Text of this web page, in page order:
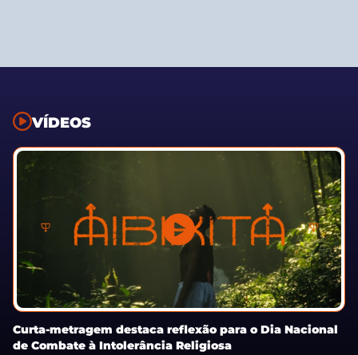
VÍDEOS
Curta-metragem destaca reflexão para o Dia Nacional
de Combate à Intolerância Religiosa